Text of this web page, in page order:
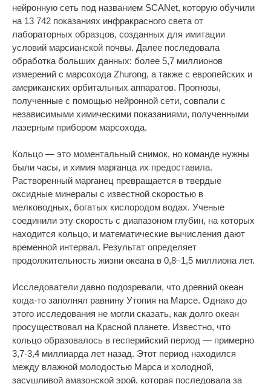
нейронную сеть под названием SCANet, которую обучили
на 13 742 показаниях инфракрасного света от
лабораторных образцов, созданных для имитации
условий марсианской почвы. Далее последовала
обработка больших данных: более 5,7 миллионов
измерений с марсохода Zhurong, а также с европейских и
американских орбитальных аппаратов. Прогнозы,
полученные с помощью нейронной сети, совпали с
независимыми химическими показаниями, полученными
лазерным прибором марсохода.
Кольцо — это моментальный снимок, но команде нужны
были часы, и химия марганца их предоставила.
Растворенный марганец превращается в твердые
оксидные минералы с известной скоростью в
мелководных, богатых кислородом водах. Ученые
соединили эту скорость с диапазоном глубин, на которых
находится кольцо, и математические вычисления дают
временной интервал. Результат определяет
продолжительность жизни океана в 0,8–1,5 миллиона лет.
Исследователи давно подозревали, что древний океан
когда-то заполнял равнину Утопия на Марсе. Однако до
этого исследования не могли сказать, как долго океан
просуществовал на Красной планете. Известно, что
кольцо образовалось в гесперийский период — примерно
3,7-3,4 миллиарда лет назад. Этот период находился
между влажной молодостью Марса и холодной,
засушливой амазонской эрой, которая последовала за